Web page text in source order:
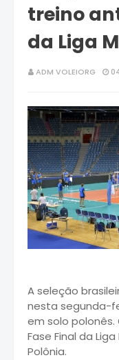
treino
da Liga
ADM VOLEIORG
A seleção
nesta segunda-
em solo
Fase Final da
Polônia.